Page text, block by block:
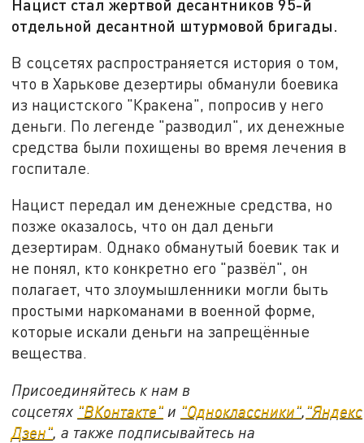
Нацист стал жертвой десантников 95-й
отдельной десантной штурмовой бригады.
В соцсетях распространяется история о том,
что в Харькове дезертиры обманули боевика
из нацистского "Кракена", попросив у него
деньги. По легенде "разводил", их денежные
средства были похищены во время лечения в
госпитале.
Нацист передал им денежные средства, но
позже оказалось, что он дал деньги
дезертирам. Однако обманутый боевик так и
не понял, кто конкретно его "развёл", он
полагает, что злоумышленники могли быть
простыми наркоманами в военной форме,
которые искали деньги на запрещённые
вещества.
Присоединяйтесь к нам в
соцсетях "ВКонтакте" и "Одноклассники", "Яндекс
Дзен", а также подписывайтесь на